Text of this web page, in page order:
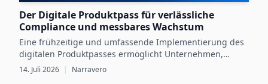
Der Digitale Produktpass für verlässliche
Compliance und messbares Wachstum
Eine frühzeitige und umfassende Implementierung des
digitalen Produktpasses ermöglicht Unternehmen,
gesetzliche Vorgaben zu erfüllen und gleichzeitig durch
digitale Produktdaten messbares Wachstum zu erzielen.
14. Juli 2026 | Narravero